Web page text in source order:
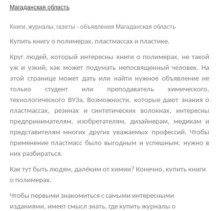
Применить Сбросить фильтр
Магаданская область
Книги, журналы, газеты - объявления Магаданская область
Купить книгу о полимерах, пластмассах и пластике.
Круг людей, который интересны книги о полимерах, не такой
уж и узкий, как может подумать непосвященный человек. На
этой странице может дать или найти нужное объявление не
только студент или преподаватель химического,
технологического ВУЗа. Возможности, которые дают знания о
пластмассах, резинах и синтетических волокнах, интересны
предпринимателям, изобретателям, дизайнерам, медикам и
представителям многих других уважаемых профессий. Чтобы
применение пластмасс было выгодным и успешным, нужно в
них разбираться.
Как тут быть людям, далёким от химии? Конечно, купить книги
о полимерах.
Чтобы первыми знакомиться с самыми интересными
изданиями, имеет смысл знать, где купить журналы о